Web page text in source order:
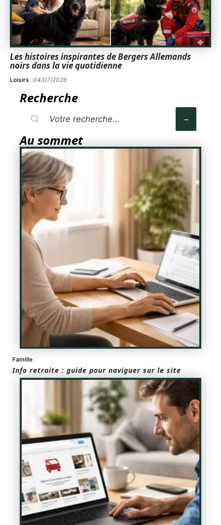
Les histoires inspirantes de Bergers Allemands
noirs dans la vie quotidienne
Loisirs 04/07/2026
Recherche
Au sommet
Famille
Info retraite : guide pour naviguer sur le site